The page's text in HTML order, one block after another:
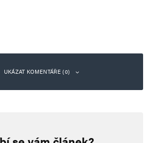
UKÁZAT KOMENTÁŘE (0)